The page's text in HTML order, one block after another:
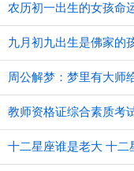
农历初一出生的女孩命
九月初九出生是佛家的
周公解梦：梦里有大师
教师资格证综合素质考
十二星座谁是老大 十二